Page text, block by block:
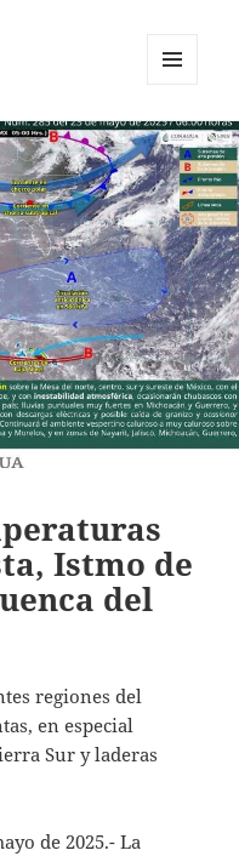
WIDGETS
Istmo de
del
regiones del
en especial
Sur y laderas
de 2025.- La